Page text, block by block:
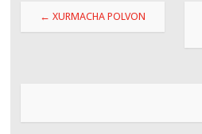
Навигация
по
← XURMACHA POLVON